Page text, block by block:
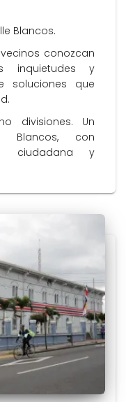
Blancos.
conozcan
inquietudes y
soluciones que
divisiones. Un
Blancos, con
ciudadana y